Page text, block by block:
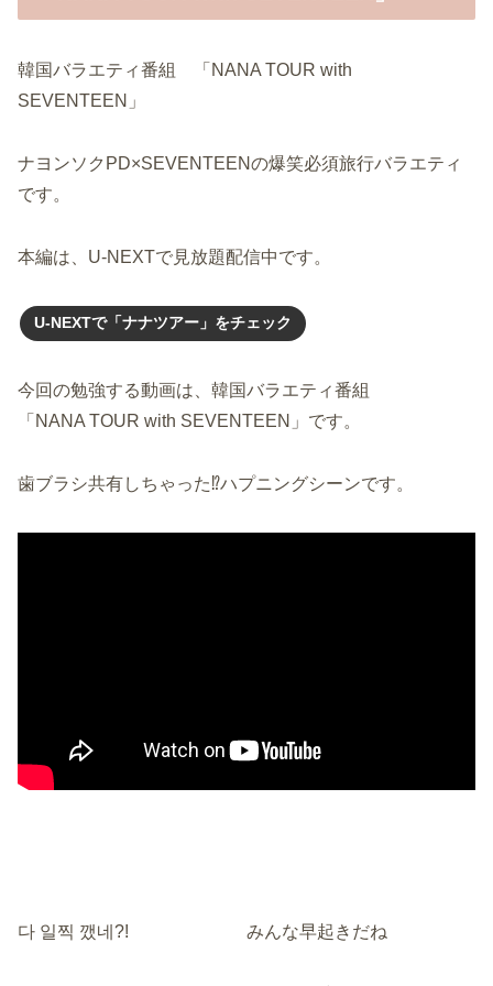
韓国バラエティ番組 「NANA TOUR with
SEVENTEEN」
ナヨンソクPD×SEVENTEENの爆笑必須旅行バラエティ
です。
本編は、U-NEXTで見放題配信中です。
U-NEXTで「ナナツアー」をチェック
今回の勉強する動画は、韓国バラエティ番組
「NANA TOUR with SEVENTEEN」です。
歯ブラシ共有しちゃった⁉ハプニングシーンです。
다 일찍 깼네?! みんな早起きだね